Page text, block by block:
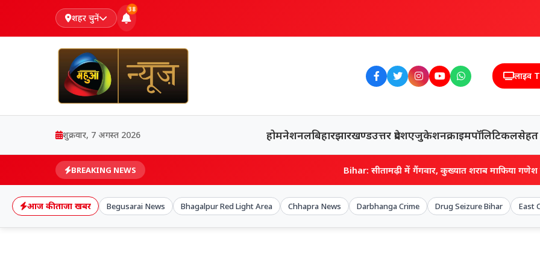
शहर चुनें
38
लाइव
शुक्रवार, 7 अगस्त 2026 होमनेशनलबिहारझारखण्डउत्तर प्रदेशएजुकेशनक्राइमपॉलिटिकलसेहत
BREAKING NEWS Bihar: सीतामढ़ी में गैंगवार, कुख्यात शराब माफिया गणेश राय को मारी गोली,
आज की ताजा खबर Begusarai News Bhagalpur Red Light Area Chhapra News Darbhanga Crime Drug Seizure Bihar East